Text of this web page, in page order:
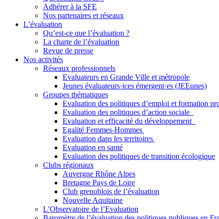
Adhérer à la SFE
Nos partenaires et réseaux
L’évaluation
Qu’est-ce que l’évaluation ?
La charte de l’évaluation
Revue de presse
Nos activités
Réseaux professionnels
Evaluateurs en Grande Ville et métropole
Jeunes évaluateurs·ices émergent·es (JEEunes)
Groupes thématiques
Evaluation des politiques d’emploi et formation
Evaluation des politiques d’action sociale
Evaluation et efficacité du développement
Egalité Femmes-Hommes
Evaluation dans les territoires
Evaluation en santé
Evaluation des politiques de transition écologique
Clubs régionaux
Auvergne Rhône Alpes
Bretagne Pays de Loire
Club grenoblois de l’évaluation
Nouvelle Aquitaine
L’Observatoire de l’Evaluation